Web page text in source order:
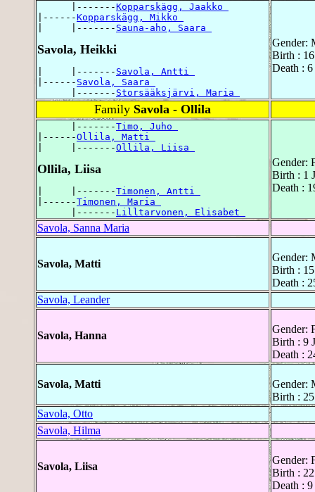
      |-------
Kopparskägg, Jaakko
|------Kopparskägg, Mikko
|     |------- Sauna-aho, Saara
Savola, Heikki
|     |------- Savola, Antti
|------ Savola, Saara
      |-------
Storsääksjärvi, Maria
Gender:
Birth :
Death :
Family Savola - Ollila
      |-------
Timo, Juho
|------Ollila, Matti
|     |-------Ollila, Liisa
Ollila, Liisa
|     |-------Timonen, Antti
|------Timonen, Maria
      |-------
Lilltarvonen, Elisabet
Gender:
Birth : 1
Death :
Savola, Sanna Maria
Savola, Matti
Gender:
Birth :
Death :
Savola, Leander
Savola, Hanna
Gender:
Birth : 9
Death :
Savola, Matti
Gender:
Birth :
Savola, Otto
Savola, Hilma
Savola, Liisa
Gender:
Birth :
Death :